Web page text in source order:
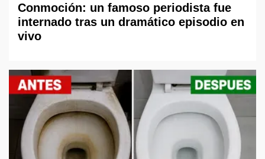
Conmoción: un famoso periodista fue
internado tras un dramático episodio en
vivo